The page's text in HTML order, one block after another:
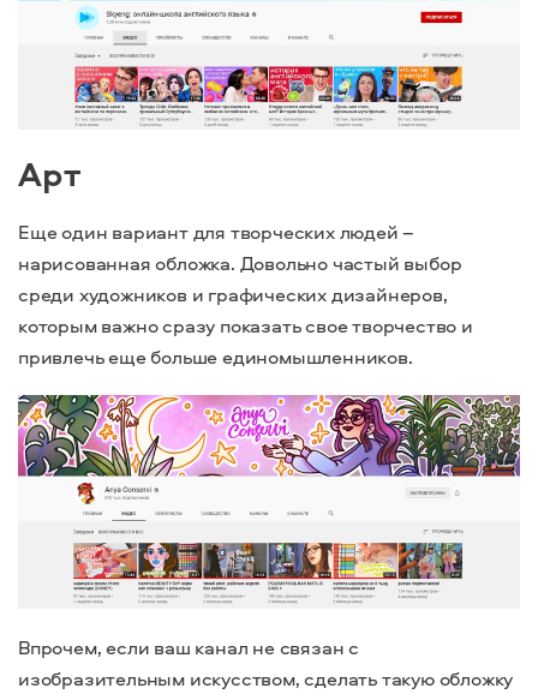
Арт
Еще один вариант для творческих людей –
нарисованная обложка. Довольно частый выбор
среди художников и графических дизайнеров,
которым важно сразу показать свое творчество и
привлечь еще больше единомышленников.
Впрочем, если ваш канал не связан с
изобразительным искусством, сделать такую обложку